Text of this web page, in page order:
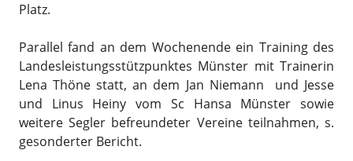
Platz.
Parallel fand an dem Wochenende ein Training des
Landesleistungsstützpunktes Münster mit Trainerin
Lena Thöne statt, an dem Jan Niemann und Jesse
und Linus Heiny vom Sc Hansa Münster sowie
weitere Segler befreundeter Vereine teilnahmen, s.
gesonderter Bericht.